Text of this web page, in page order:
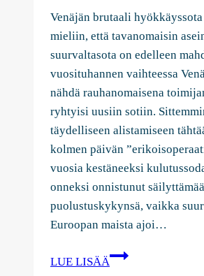
Venäjän brutaali
mieliin, että tavanomaisin
suurvaltasota on edelleen
vuosituhannen vaihteessa
nähdä rauhanomaisena
ryhtyisi uusiin sotiin.
täydelliseen alistamiseen
kolmen päivän
vuosia kestäneeksi
onneksi onnistunut
puolustuskykynsä, vaikka
Euroopan maista ajoi…
LUE LISÄÄ
Tampereesta